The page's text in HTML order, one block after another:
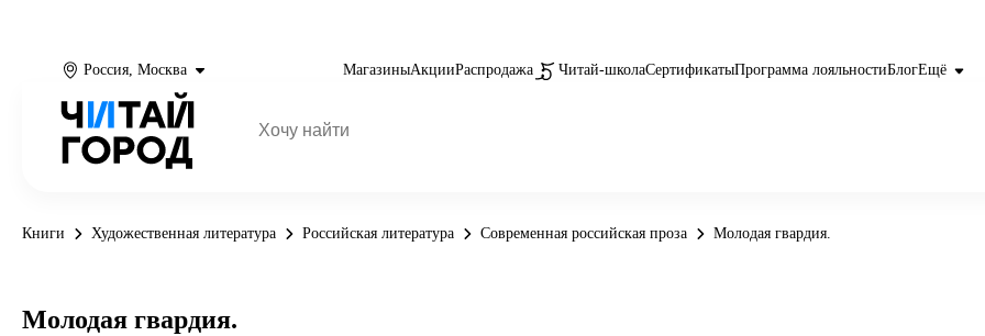
Россия, Москва МагазиныАкцииРаспродажа Читай-школаСертификатыПрограмма лояльностиБлогЕщё
Книги Художественная литература Российская литература Современная российская проза Молодая гвардия.
Молодая гвардия.